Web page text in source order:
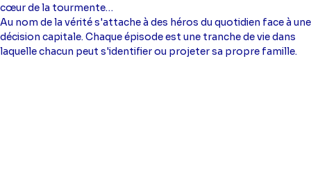
cœur de la tourmente…
Au nom de la vérité s'attache à des héros du quotidien face à une
décision capitale. Chaque épisode est une tranche de vie dans
laquelle chacun peut s'identifier ou projeter sa propre famille.